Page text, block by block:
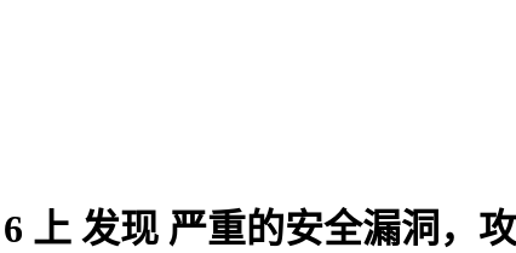
上 发现 严重的安全漏洞，